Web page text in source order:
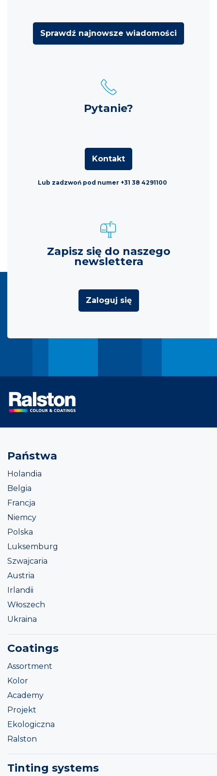
Sprawdź najnowsze wiadomości
Pytanie?
Kontakt
Lub zadzwoń pod numer +31 38 4291100
Zapisz się do naszego
newslettera
Zaloguj się
Państwa
Holandia
Belgia
Francja
Niemcy
Polska
Luksemburg
Szwajcaria
Austria
Irlandii
Włoszech
Ukraina
Coatings
Assortment
Kolor
Academy
Projekt
Ekologiczna
Ralston
Tinting systems